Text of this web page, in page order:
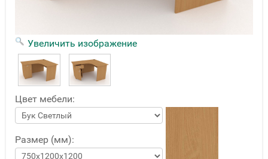
Увеличить изображение
Цвет мебели:
Размер (мм):